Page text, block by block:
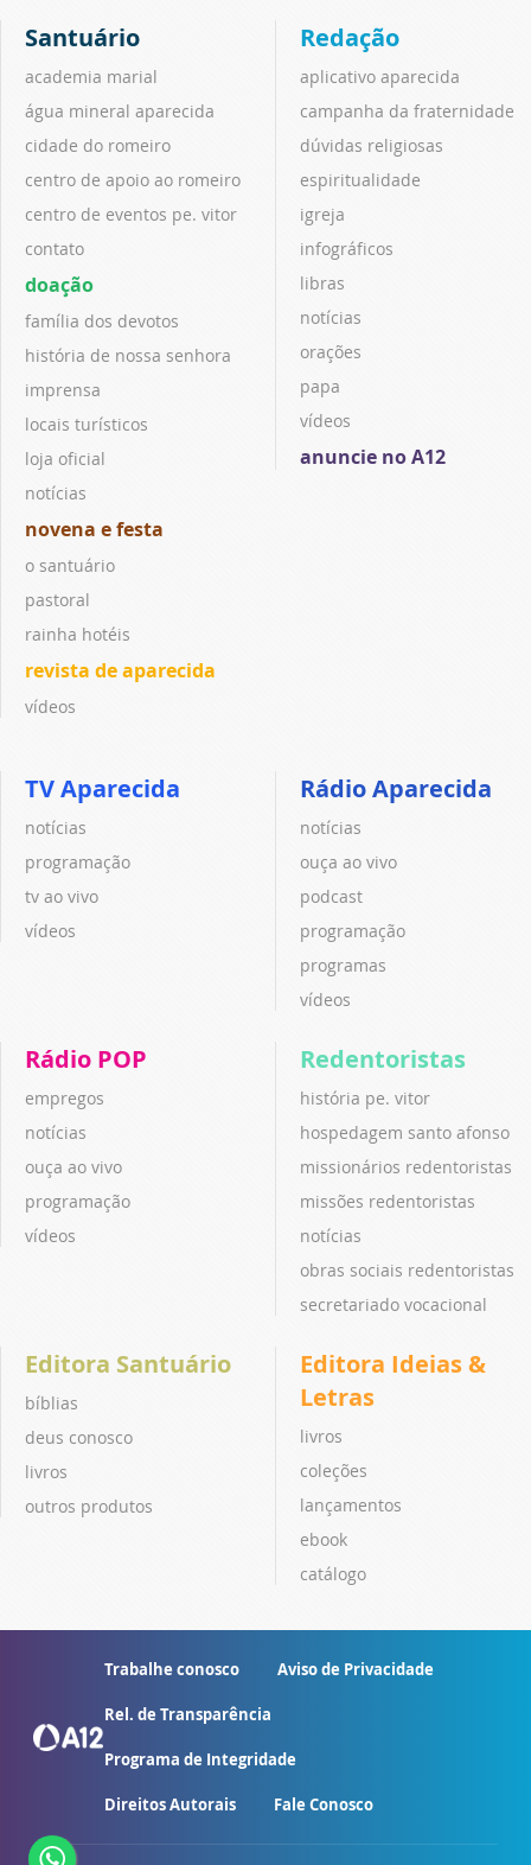
Santuário
academia marial
água mineral aparecida
cidade do romeiro
centro de apoio ao romeiro
centro de eventos pe. vitor
contato
doação
família dos devotos
história de nossa senhora
imprensa
locais turísticos
loja oficial
notícias
novena e festa
o santuário
pastoral
rainha hotéis
revista de aparecida
vídeos
Redação
aplicativo aparecida
campanha da fraternidade
dúvidas religiosas
espiritualidade
igreja
infográficos
libras
notícias
orações
papa
vídeos
anuncie no A12
TV Aparecida
notícias
programação
tv ao vivo
vídeos
Rádio Aparecida
notícias
ouça ao vivo
podcast
programação
programas
vídeos
Rádio POP
empregos
notícias
ouça ao vivo
programação
vídeos
Redentoristas
história pe. vitor
hospedagem santo afonso
missionários redentoristas
missões redentoristas
notícias
obras sociais redentoristas
secretariado vocacional
Editora Santuário
bíblias
deus conosco
livros
outros produtos
Editora Ideias &
Letras
livros
coleções
lançamentos
ebook
catálogo
Trabalhe conosco Aviso de Privacidade
Rel. de Transparência
Programa de Integridade
Direitos Autorais Fale Conosco